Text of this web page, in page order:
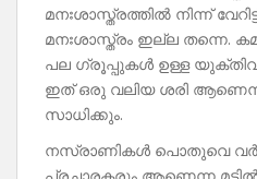
മനഃശാസ്ത്രത്തിൽ നിന്ന്
മനഃശാസ്ത്രം ഇല്ല തന്നെ.
പല ഗ്രൂപ്പുകൾ ഉള്ള
ഇത് ഒരു വലിയ ശരി
സാധിക്കും.
നസ്രാണികൾ പൊതുവെ
പ്രചാരകരും ആണെന്ന